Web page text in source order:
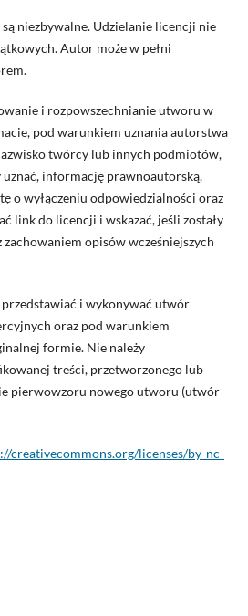
niezbywalne. Udzielanie licencji nie
Autor może w pełni
i rozpowszechnianie utworu w
pod warunkiem uznania autorstwa
twórcy lub innych podmiotów,
informację prawnoautorską,
o wyłączeniu odpowiedzialności oraz
link do licencji i wskazać, jeśli zostały
opisów wcześniejszych
i wykonywać utwór
oraz pod warunkiem
formie. Nie należy
treści, przetworzonego lub
pierwowzoru nowego utworu (utwór
creativecommons.org/licenses/by-nc-